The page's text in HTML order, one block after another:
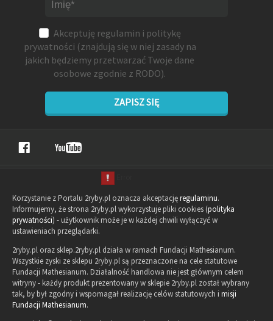
Akceptuję regulamin i politykę
prywatności (znajdują się w niej zasady na
jakich będziemy przetwarzać Twoje dane
osobowe zgodnie z RODO).
ZAPISZ SIĘ
Korzystanie z Portalu 2ryby.pl oznacza akceptacjęregulaminu.
Informujemy, że strona 2ryby.pl wykorzystuje pliki cookies (polityka
prywatności) - użytkownik może je w każdej chwili wyłączyć w
ustawieniach przeglądarki.
2ryby.pl oraz sklep.2ryby.pl działa w ramach Fundacji Mathesianum.
Wszystkie zyski ze sklepu 2ryby.pl są przeznaczone na cele statutowe
Fundacji Mathesianum. Działalność handlowa nie jest głównym celem
witryny - każdy produkt prezentowany w sklepie 2ryby.pl został wybrany
tak, by był zgodny i wspomagał realizację celów statutowych i misji
Fundacji Mathesianum.